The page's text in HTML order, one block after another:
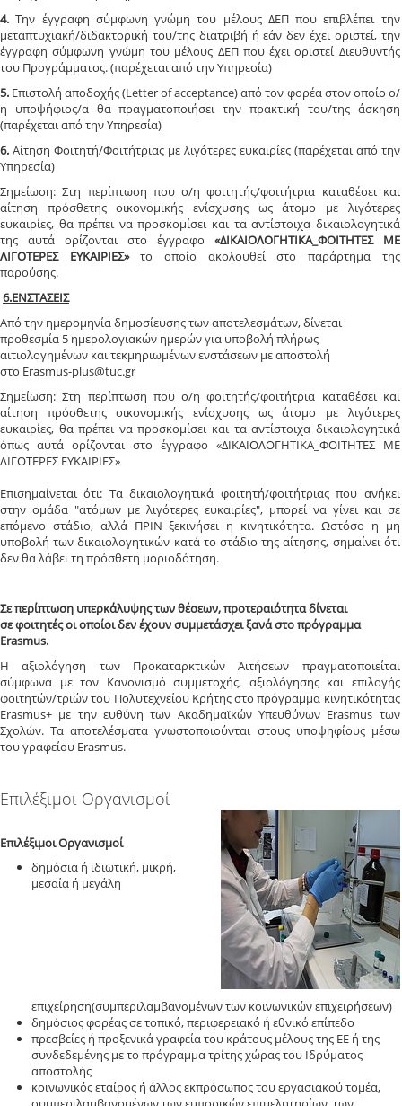
4. Την έγγραφη σύμφωνη γνώμη του μέλους ΔΕΠ που επιβλέπει την
μεταπτυχιακή/διδακτορική του/της διατριβή ή εάν δεν έχει οριστεί, την
έγγραφη σύμφωνη γνώμη του μέλους ΔΕΠ που έχει οριστεί Διευθυντής
του Προγράμματος. (παρέχεται από την Υπηρεσία)
5. Επιστολή αποδοχής (Letter of acceptance) από τον φορέα στον οποίο ο/
η υποψήφιος/α θα πραγματοποιήσει την πρακτική του/της άσκηση
(παρέχεται από την Υπηρεσία)
6. Αίτηση Φοιτητή/Φοιτήτριας με λιγότερες ευκαιρίες (παρέχεται από την
Υπηρεσία)
Σημείωση: Στη περίπτωση που ο/η φοιτητής/φοιτήτρια καταθέσει και
αίτηση πρόσθετης οικονομικής ενίσχυσης ως άτομο με λιγότερες
ευκαιρίες, θα πρέπει να προσκομίσει και τα αντίστοιχα δικαιολογητικά
της αυτά ορίζονται στο έγγραφο «ΔΙΚΑΙΟΛΟΓΗΤΙΚΑ_ΦΟΙΤΗΤΕΣ ΜΕ
ΛΙΓΟΤΕΡΕΣ ΕΥΚΑΙΡΙΕΣ»το οποίο ακολουθεί στο παράρτημα της
παρούσης.
6.ΕΝΣΤΑΣΕΙΣ
Από την ημερομηνία δημοσίευσης των αποτελεσμάτων, δίνεται
προθεσμία 5 ημερολογιακών ημερών για υποβολή πλήρως
αιτιολογημένων και τεκμηριωμένων ενστάσεων με αποστολή
στο Erasmus-plus@tuc.gr
Σημείωση: Στη περίπτωση που ο/η φοιτητής/φοιτήτρια καταθέσει και
αίτηση πρόσθετης οικονομικής ενίσχυσης ως άτομο με λιγότερες
ευκαιρίες, θα πρέπει να προσκομίσει και τα αντίστοιχα δικαιολογητικά
όπως αυτά ορίζονται στο έγγραφο «ΔΙΚΑΙΟΛΟΓΗΤΙΚΑ_ΦΟΙΤΗΤΕΣ ΜΕ
ΛΙΓΟΤΕΡΕΣ ΕΥΚΑΙΡΙΕΣ»
Επισημαίνεται ότι: Τα δικαιολογητικά φοιτητή/φοιτήτριας που ανήκει
στην ομάδα "ατόμων με λιγότερες ευκαιρίες", μπορεί να γίνει και σε
επόμενο στάδιο, αλλά ΠΡΙΝ ξεκινήσει η κινητικότητα. Ωστόσο η μη
υποβολή των δικαιολογητικών κατά το στάδιο της αίτησης, σημαίνει ότι
δεν θα λάβει τη πρόσθετη μοριοδότηση.
Σε περίπτωση υπερκάλυψης των θέσεων, προτεραιότητα δίνεται
σε φοιτητές οι οποίοι δεν έχουν συμμετάσχει ξανά στο πρόγραμμα
Erasmus.
Η αξιολόγηση των Προκαταρκτικών Αιτήσεων πραγματοποιείται
σύμφωνα με τον Κανονισμό συμμετοχής, αξιολόγησης και επιλογής
φοιτητών/τριών του Πολυτεχνείου Κρήτης στο πρόγραμμα κινητικότητας
Erasmus+ με την ευθύνη των Ακαδημαϊκών Υπευθύνων Erasmus των
Σχολών. Tα αποτελέσματα γνωστοποιούνται στους υποψηφίους μέσω
του γραφείου Erasmus.
Επιλέξιμοι Οργανισμοί
Επιλέξιμοι Οργανισμοί
δημόσια ή ιδιωτική, μικρή,
μεσαία ή μεγάλη
επιχείρηση(συμπεριλαμβανομένων των κοινωνικών επιχειρήσεων)
δημόσιος φορέας σε τοπικό, περιφερειακό ή εθνικό επίπεδο
πρεσβείες ή προξενικά γραφεία του κράτους μέλους της ΕΕ ή της
συνδεδεμένης με το πρόγραμμα τρίτης χώρας του Ιδρύματος
αποστολής
κοινωνικός εταίρος ή άλλος εκπρόσωπος του εργασιακού τομέα,